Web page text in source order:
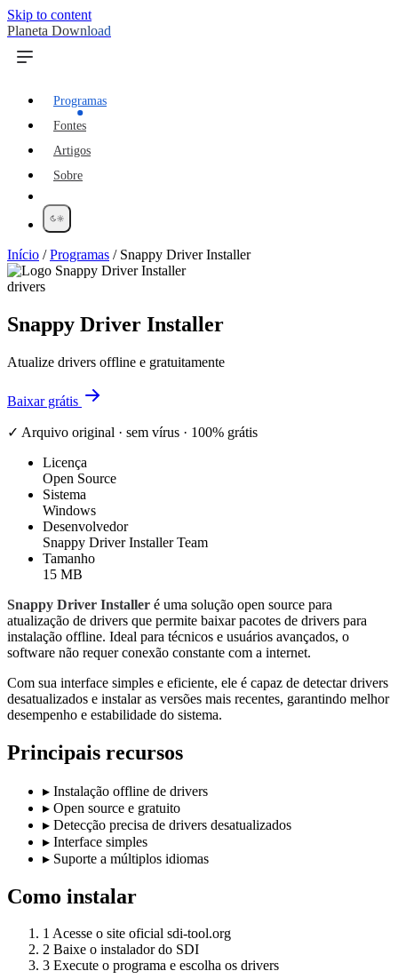
Skip to content
Planeta Download
Programas
Fontes
Artigos
Sobre
Início /Programas / Snappy Driver Installer
drivers
Snappy Driver Installer
Atualize drivers offline e gratuitamente
Baixar grátis
✓ Arquivo original · sem vírus · 100% grátis
Licença
Open Source
Sistema
Windows
Desenvolvedor
Snappy Driver Installer Team
Tamanho
15 MB
Snappy Driver Installer é uma solução open source para
atualização de drivers que permite baixar pacotes de drivers para
instalação offline. Ideal para técnicos e usuários avançados, o
software não requer conexão constante com a internet.
Com sua interface simples e eficiente, ele é capaz de detectar drivers
desatualizados e instalar as versões mais recentes, garantindo melhor
desempenho e estabilidade do sistema.
Principais recursos
▸ Instalação offline de drivers
▸ Open source e gratuito
▸ Detecção precisa de drivers desatualizados
▸ Interface simples
▸ Suporte a múltiplos idiomas
Como instalar
1 Acesse o site oficial sdi-tool.org
2 Baixe o instalador do SDI
3 Execute o programa e escolha os drivers